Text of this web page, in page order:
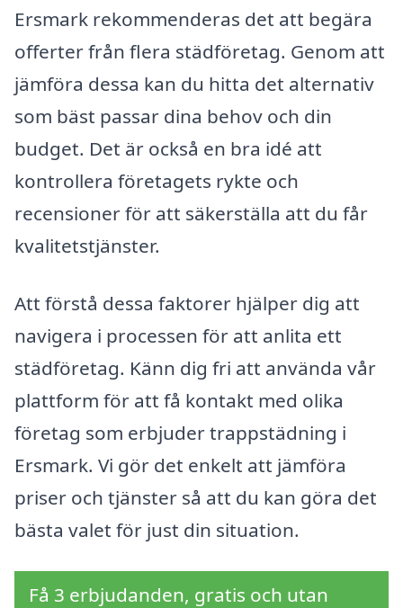
Ersmark rekommenderas det att begära
offerter från flera städföretag. Genom att
jämföra dessa kan du hitta det alternativ
som bäst passar dina behov och din
budget. Det är också en bra idé att
kontrollera företagets rykte och
recensioner för att säkerställa att du får
kvalitetstjänster.
Att förstå dessa faktorer hjälper dig att
navigera i processen för att anlita ett
städföretag. Känn dig fri att använda vår
plattform för att få kontakt med olika
företag som erbjuder trappstädning i
Ersmark. Vi gör det enkelt att jämföra
priser och tjänster så att du kan göra det
bästa valet för just din situation.
Få 3 erbjudanden, gratis och utan